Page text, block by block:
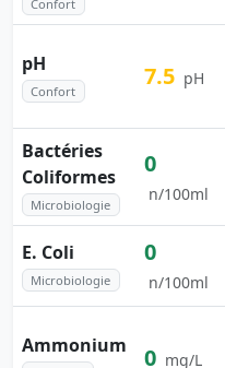
Confort
pH
Confort
7.5 pH
Bactéries
Coliformes
Microbiologie
0
n/100ml
E. Coli
Microbiologie
0
n/100ml
Ammonium 0 mg/L